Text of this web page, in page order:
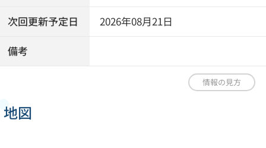
次回更新予定日 2026年08月21日
備考
情報の見方
地図